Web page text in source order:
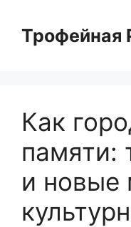
содержимому
Трофейная
Как
памяти:
и новые